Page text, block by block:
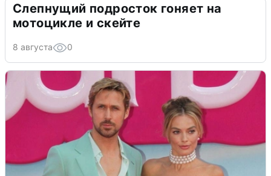
Слепнущий подросток гоняет на
мотоцикле и скейте
8 августа 0